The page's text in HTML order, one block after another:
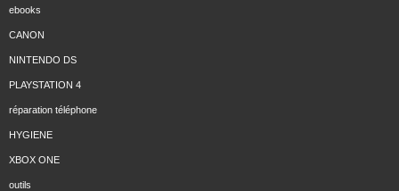
ebooks
CANON
NINTENDO DS
PLAYSTATION 4
réparation téléphone
HYGIENE
XBOX ONE
outils